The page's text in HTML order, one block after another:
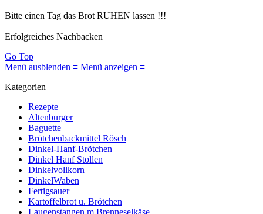
Bitte einen Tag das Brot RUHEN lassen !!!
Erfolgreiches Nachbacken
Go Top
Menü ausblenden ≡ Menü anzeigen ≡
Kategorien
Rezepte
Altenburger
Baguette
Brötchenbackmittel Rösch
Dinkel-Hanf-Brötchen
Dinkel Hanf Stollen
Dinkelvollkorn
DinkelWaben
Fertigsauer
Kartoffelbrot u. Brötchen
Laugenstangen m Brenneselkäse